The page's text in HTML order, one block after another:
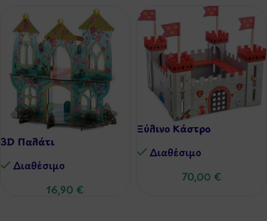
3D Παλάτι
Διαθέσιμo
16,90 €
Ξύλινο Κάστρο
Διαθέσιμo
70,00 €